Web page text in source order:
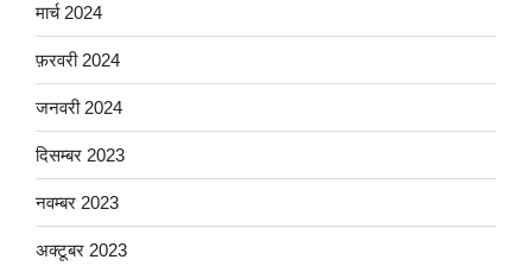
मार्च 2024
फ़रवरी 2024
जनवरी 2024
दिसम्बर 2023
नवम्बर 2023
अक्टूबर 2023